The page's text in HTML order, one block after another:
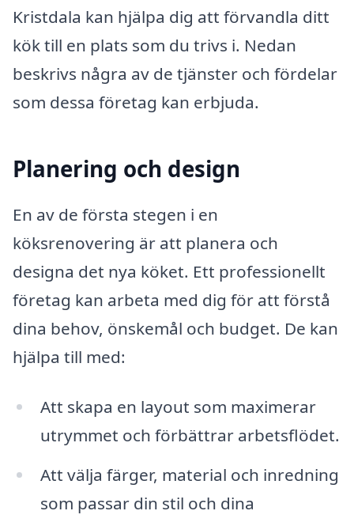
Kristdala kan hjälpa dig att förvandla ditt
kök till en plats som du trivs i. Nedan
beskrivs några av de tjänster och fördelar
som dessa företag kan erbjuda.
Planering och design
En av de första stegen i en
köksrenovering är att planera och
designa det nya köket. Ett professionellt
företag kan arbeta med dig för att förstå
dina behov, önskemål och budget. De kan
hjälpa till med:
Att skapa en layout som maximerar
utrymmet och förbättrar arbetsflödet.
Att välja färger, material och inredning
som passar din stil och dina